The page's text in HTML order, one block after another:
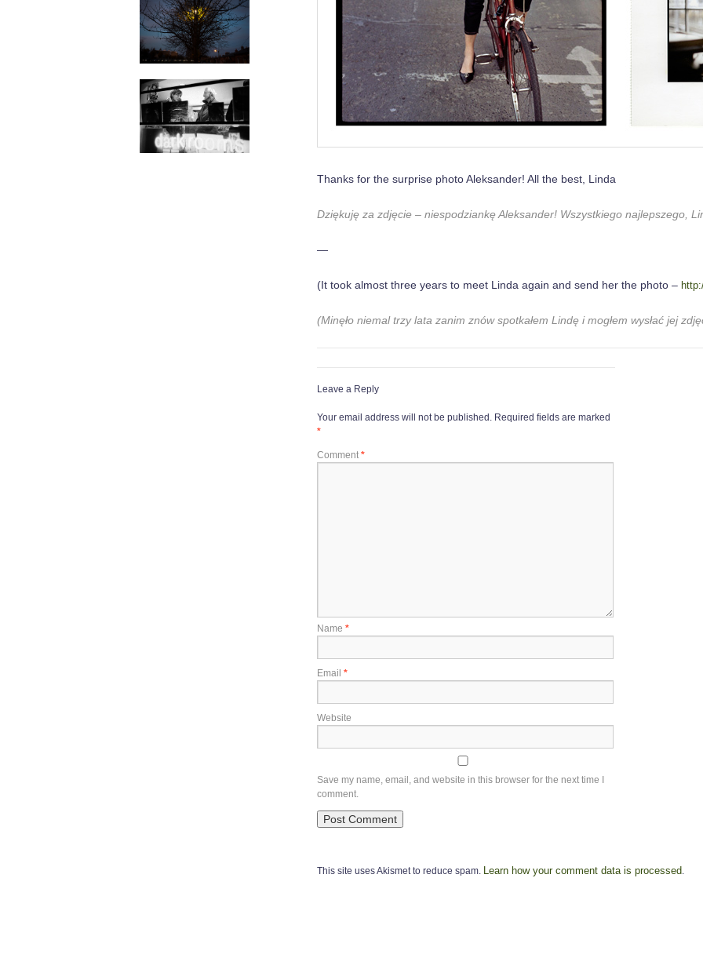
Thanks for the surprise photo Aleksander! All the best, Linda
Dziękuję za zdjęcie – niespodziankę Aleksander! Wszystkiego najlepszego,
—
(It took almost three years to meet Linda again and send her the photo –
(Minęło niemal trzy lata zanim znów spotkałem Lindę i mogłem wysłać jej
Leave a Reply
Your email address will not be published. Required fields are marked
*
Comment *
Name *
Email *
Website
Save my name, email, and website in this browser for the next time I
comment.
This site uses Akismet to reduce spam. Learn how your comment data is processed.